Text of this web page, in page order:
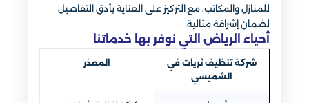
للمنازل والمكاتب، مع التركيز على العناية بأدق التفاصيل
لضمان إشراقة مثالية.
أحياء الرياض التي نوفر بها خدماتنا
شركة تنظيف ثريات في
الشميسي
المعذر